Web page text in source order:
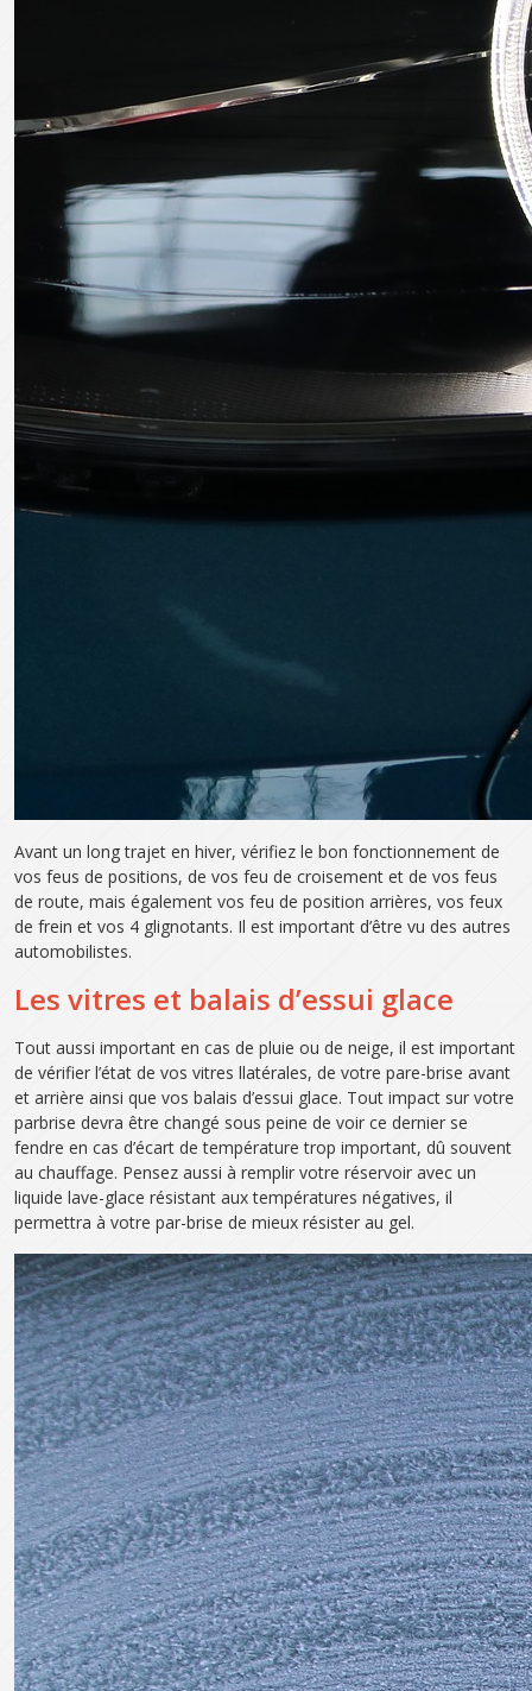
Avant un long trajet en hiver, vérifiez le bon fonctionnement de
vos feus de positions, de vos feu de croisement et de vos feus
de route, mais également vos feu de position arrières, vos feux
de frein et vos 4 glignotants. Il est important d’être vu des autres
automobilistes.
Les vitres et balais d’essui glace
Tout aussi important en cas de pluie ou de neige, il est important
de vérifier l’état de vos vitres llatérales, de votre pare-brise avant
et arrière ainsi que vos balais d’essui glace. Tout impact sur votre
parbrise devra être changé sous peine de voir ce dernier se
fendre en cas d’écart de température trop important, dû souvent
au chauffage. Pensez aussi à remplir votre réservoir avec un
liquide lave-glace résistant aux températures négatives, il
permettra à votre par-brise de mieux résister au gel.